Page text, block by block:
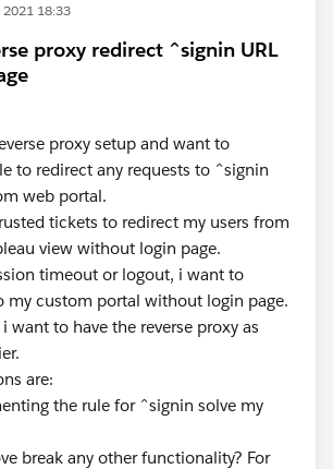
18:33
proxy redirect ^signin URL
proxy setup and want to
to redirect any requests to ^signin
web portal.
tickets to redirect my users from
view without login page.
timeout or logout, i want to
my custom portal without login page.
want to have the reverse proxy as
are:
the rule for ^signin solve my
break any other functionality? For